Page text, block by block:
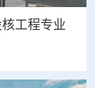
工程专业